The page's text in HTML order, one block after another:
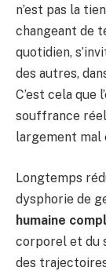
n’est pas la
changeant de
quotidien,
des autres,
C’est cela que
souffrance
largement mal
Longtemps
dysphorie de
humaine
corporel et du
des